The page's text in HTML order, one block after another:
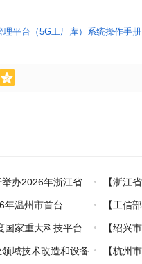
平台（5G工厂库）系统操作手册

举办2026年浙江省
的通知
【浙江
创新对口
年温州市首台
【工信
业能效、
国家重大科技平台
（试点）项目指南
【绍兴
市级概念
领域技术改造和设备
【杭州